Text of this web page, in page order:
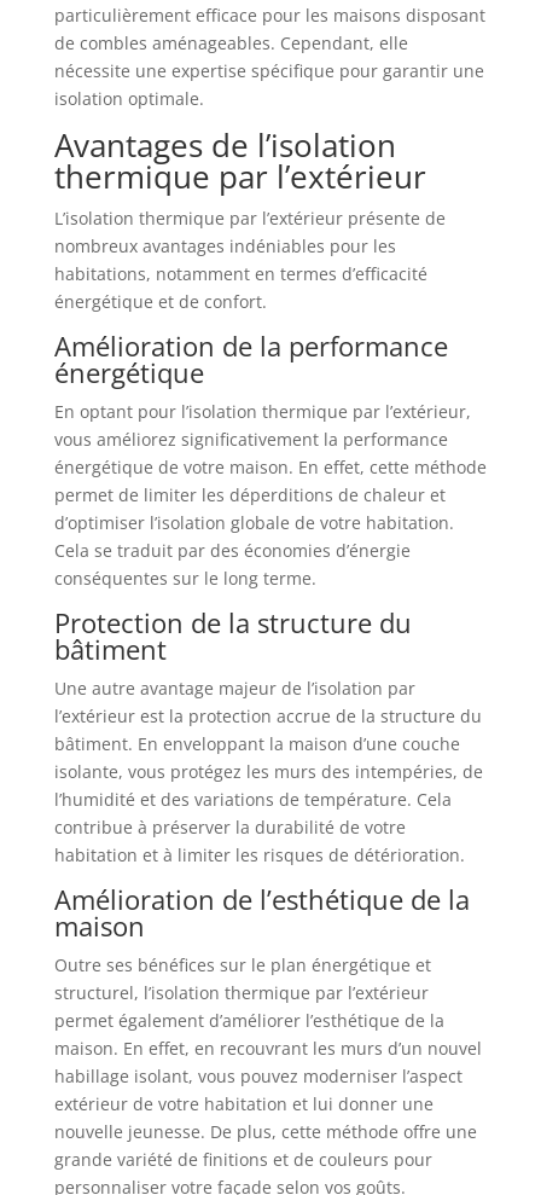
particulièrement efficace pour les maisons disposant
de combles aménageables. Cependant, elle
nécessite une expertise spécifique pour garantir une
isolation optimale.
Avantages de l’isolation
thermique par l’extérieur
L’isolation thermique par l’extérieur présente de
nombreux avantages indéniables pour les
habitations, notamment en termes d’efficacité
énergétique et de confort.
Amélioration de la performance
énergétique
En optant pour l’isolation thermique par l’extérieur,
vous améliorez significativement la performance
énergétique de votre maison. En effet, cette méthode
permet de limiter les déperditions de chaleur et
d’optimiser l’isolation globale de votre habitation.
Cela se traduit par des économies d’énergie
conséquentes sur le long terme.
Protection de la structure du
bâtiment
Une autre avantage majeur de l’isolation par
l’extérieur est la protection accrue de la structure du
bâtiment. En enveloppant la maison d’une couche
isolante, vous protégez les murs des intempéries, de
l’humidité et des variations de température. Cela
contribue à préserver la durabilité de votre
habitation et à limiter les risques de détérioration.
Amélioration de l’esthétique de la
maison
Outre ses bénéfices sur le plan énergétique et
structurel, l’isolation thermique par l’extérieur
permet également d’améliorer l’esthétique de la
maison. En effet, en recouvrant les murs d’un nouvel
habillage isolant, vous pouvez moderniser l’aspect
extérieur de votre habitation et lui donner une
nouvelle jeunesse. De plus, cette méthode offre une
grande variété de finitions et de couleurs pour
personnaliser votre façade selon vos goûts.